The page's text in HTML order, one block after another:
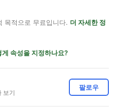
목적으로 무료입니다. 더 자세한 정
게 속성을 지정하나요?
보기
팔로우